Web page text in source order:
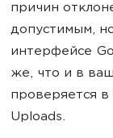
причин
допустимым,
интерфейсе
же, что и в
проверяется
Uploads.